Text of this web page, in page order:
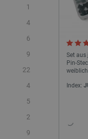
1
4
6
9
22
4
5
2
9
Set aus
Pin-
Index: